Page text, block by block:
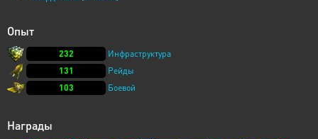
Опыт
232
Инфраструктура
131
Рейды
103
Боевой
Награды